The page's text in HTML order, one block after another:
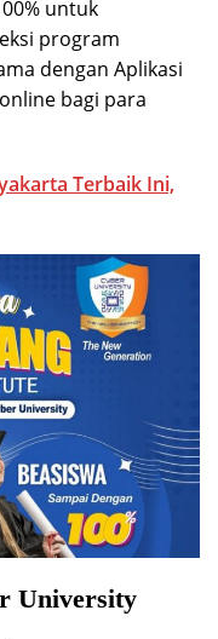
untuk
program
dengan Aplikasi
bagi para
Terbaik Ini,
University